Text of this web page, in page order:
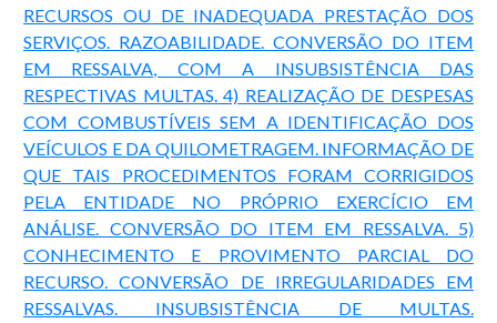
RECURSOS OU DE INADEQUADA PRESTAÇÃO DOS
SERVIÇOS. RAZOABILIDADE. CONVERSÃO DO ITEM
EM RESSALVA, COM A INSUBSISTÊNCIA DAS
RESPECTIVAS MULTAS. 4) REALIZAÇÃO DE DESPESAS
COM COMBUSTÍVEIS SEM A IDENTIFICAÇÃO DOS
VEÍCULOS E DA QUILOMETRAGEM. INFORMAÇÃO DE
QUE TAIS PROCEDIMENTOS FORAM CORRIGIDOS
PELA ENTIDADE NO PRÓPRIO EXERCÍCIO EM
ANÁLISE. CONVERSÃO DO ITEM EM RESSALVA. 5)
CONHECIMENTO E PROVIMENTO PARCIAL DO
RECURSO. CONVERSÃO DE IRREGULARIDADES EM
RESSALVAS. INSUBSISTÊNCIA DE MULTAS.